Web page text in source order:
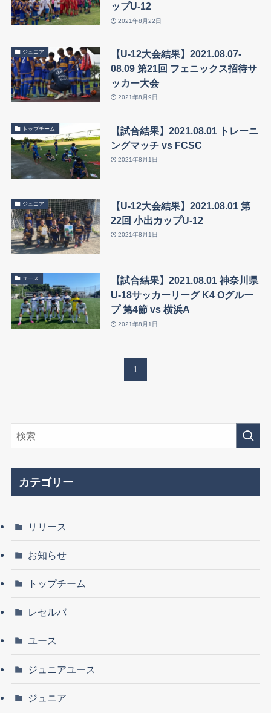
ップU-12
2021年8月22日
ジュニア
【U-12大会結果】2021.08.07-
08.09 第21回 フェニックス招待サ
ッカー大会
2021年8月9日
トップチーム
【試合結果】2021.08.01 トレーニ
ングマッチ vs FCSC
2021年8月1日
ジュニア
【U-12大会結果】2021.08.01 第
22回 小出カップU-12
2021年8月1日
ユース
【試合結果】2021.08.01 神奈川県
U-18サッカーリーグ K4 Oグルー
プ 第4節 vs 横浜A
2021年8月1日
1
カテゴリー
リリース
お知らせ
トップチーム
レセルバ
ユース
ジュニアユース
ジュニア